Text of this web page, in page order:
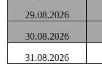
29.08.2026
30.08.2026
31.08.2026